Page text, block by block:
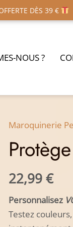
DÈS 39 €
NOUS ?
Maroquinerie
22,99 €
Personnalisez
Testez
quantité
de
Protège
Personnalisé